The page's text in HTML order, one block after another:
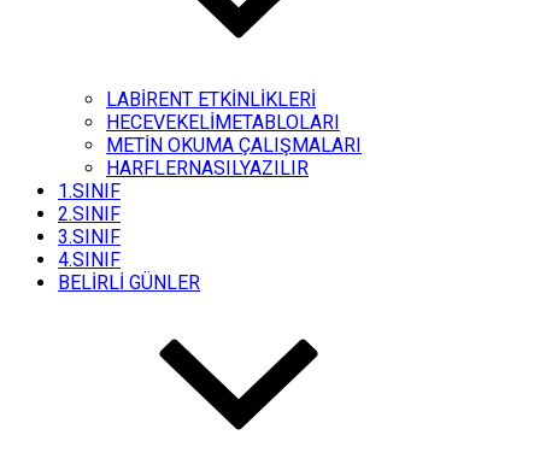
LABİRENT ETKİNLİKLERİ
HECEVEKELİMETABLOLARI
METİN OKUMA ÇALIŞMALARI
HARFLERNASILYAZILIR
1.SINIF
2.SINIF
3.SINIF
4.SINIF
BELİRLİ GÜNLER